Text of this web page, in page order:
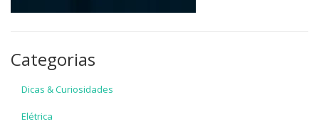
Categorias
Dicas & Curiosidades
Elétrica